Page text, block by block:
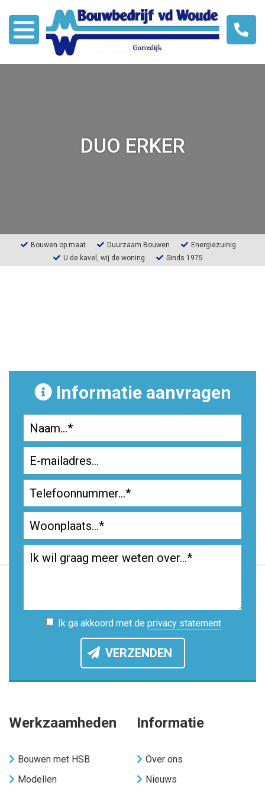
Bouwen met HSB
Contact
DUO ERKER
Bouwen op maat Duurzaam Bouwen
Energiezuinig
U de kavel, wij de woning
Sinds 1975
Informatie aanvragen
Ik ga akkoord met de privacy statement
VERZENDEN
Werkzaamheden
Bouwen met HSB
Modellen
Informatie
Over ons
Nieuws